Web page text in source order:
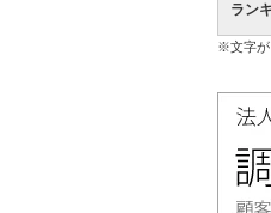
ラン
※文字が